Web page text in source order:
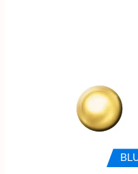
do
wariantów.